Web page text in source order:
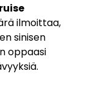
ilmoittaa,
sinisen
oppaasi